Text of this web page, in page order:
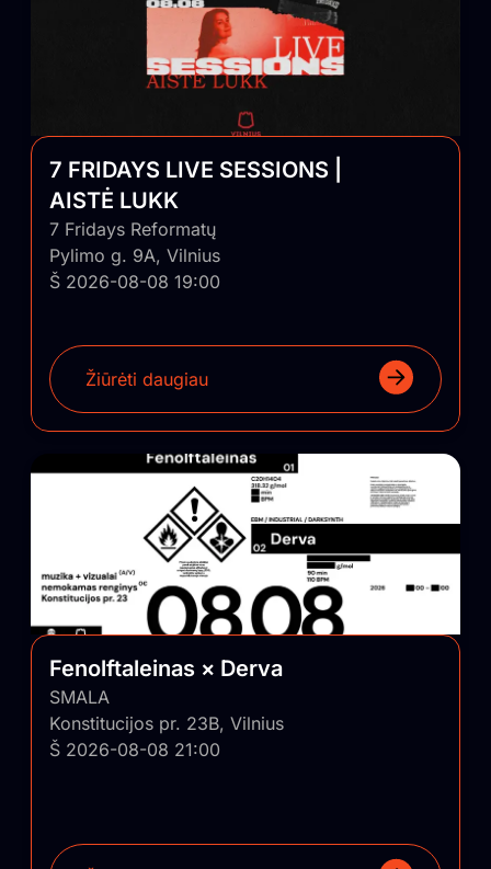
7 FRIDAYS LIVE SESSIONS |
AISTĖ LUKK
7 Fridays Reformatų
Pylimo g. 9A, Vilnius
Š 2026-08-08 19:00
Žiūrėti daugiau
Fenolftaleinas × Derva
SMALA
Konstitucijos pr. 23B, Vilnius
Š 2026-08-08 21:00